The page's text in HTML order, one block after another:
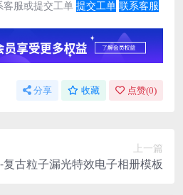
服或提交工单 提交工单 联系客服
分享 收藏 点赞(0)
上一篇
复古粒子漏光特效电子相册模板